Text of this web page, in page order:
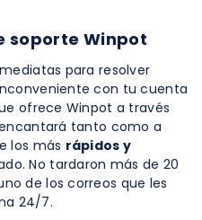
soporte Winpot
para resolver
con tu cuenta
ofrece Winpot a través
tanto como a
los más rápidos y
No tardaron más de 20
de los correos que les
24/7.